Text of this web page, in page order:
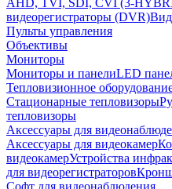
AHD, TVI, SDI, CVI (3-
видеорегистраторы (DVR)
Пульты управления
Объективы
Мониторы
Мониторы и панелиLED
Тепловизионное
Стационарные тепловизоры
тепловизоры
Аксессуары для
Аксессуары для видеокамер
видеокамерУстройства
для видеорегистраторов
Софт для видеонаблюдения